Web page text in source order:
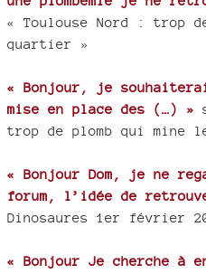
« Toulouse Nord : trop
quartier »
« Bonjour, je
mise en place des (…) »
trop de plomb qui mine
« Bonjour Dom, je ne
forum, l’idée de
Dinosaures 1er février
« Bonjour Je cherche à